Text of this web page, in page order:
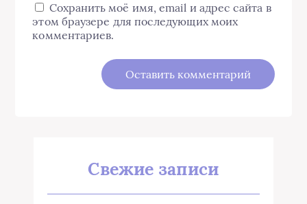
Сохранить моё имя, email и адрес сайта в
этом браузере для последующих моих
комментариев.
Свежие записи